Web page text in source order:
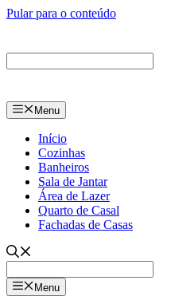
Pular para o conteúdo
Menu
Início
Cozinhas
Banheiros
Sala de Jantar
Área de Lazer
Quarto de Casal
Fachadas de Casas
Menu